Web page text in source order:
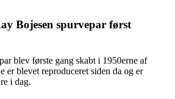
Bojesen spurvepar først
blev første gang skabt i 1950erne af
er blevet reproduceret siden da og er
i dag.